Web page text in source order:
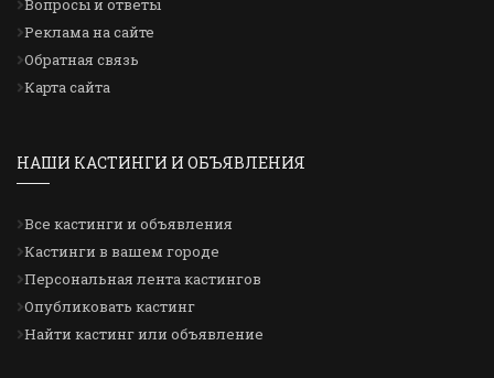
Вопросы и ответы
Реклама на сайте
Обратная связь
Карта сайта
НАШИ КАСТИНГИ И ОБЪЯВЛЕНИЯ
Все кастинги и объявления
Кастинги в вашем городе
Персональная лента кастингов
Опубликовать кастинг
Найти кастинг или объявление